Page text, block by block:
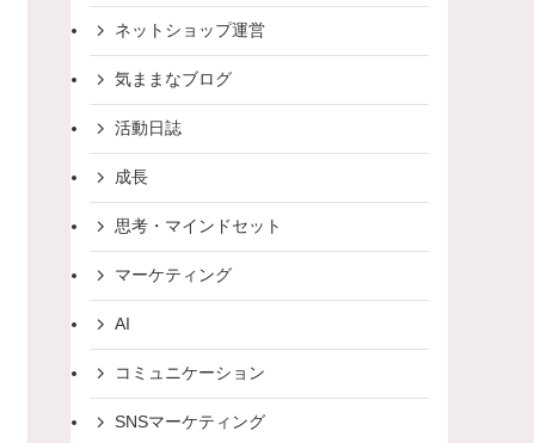
ネットショップ運営
気ままなブログ
活動日誌
成長
思考・マインドセット
マーケティング
AI
コミュニケーション
SNSマーケティング